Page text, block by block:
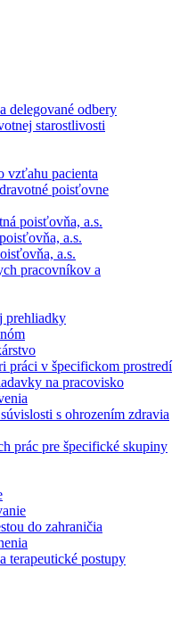
delegované odbery
starostlivosti
vzťahu pacienta
poisťovne
poisťovňa, a.s.
a.s.
a.s.
pracovníkov a
prehliadky
práci v špecifickom prostredí
na pracovisko
s ohrozením zdravia
prác pre špecifické skupiny
do zahraničia
terapeutické postupy